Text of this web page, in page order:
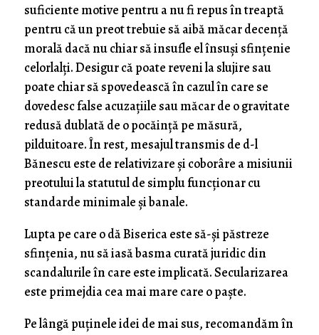
suficiente motive pentru a nu fi repus în treaptă
pentru că un preot trebuie să aibă măcar decență
morală dacă nu chiar să insufle el însuși sfințenie
celorlalți. Desigur că poate reveni la slujire sau
poate chiar să spovedească în cazul în care se
dovedesc false acuzațiile sau măcar de o gravitate
redusă dublată de o pocăință pe măsură,
pilduitoare. În rest, mesajul transmis de d-l
Bănescu este de relativizare și coborâre a misiunii
preotului la statutul de simplu funcționar cu
standarde minimale și banale.
Lupta pe care o dă Biserica este să-și păstreze
sfințenia, nu să iasă basma curată juridic din
scandalurile în care este implicată. Secularizarea
este primejdia cea mai mare care o paște.
Pe lângă puținele idei de mai sus, recomandăm în